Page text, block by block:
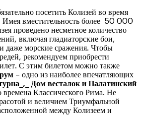
посетить Колизей во время
Имея вместительность более 50 000
проведено несметное количество
включая гладиаторские бои,
даже морские сражения. Чтобы
рекомендуем приобрести
С этим билетом можно также
– одно из наиболее впечатляющих
Дом весталок и Палатинский
времена Классического Рима. Не
и величием Триумфальной
между Колизеем и